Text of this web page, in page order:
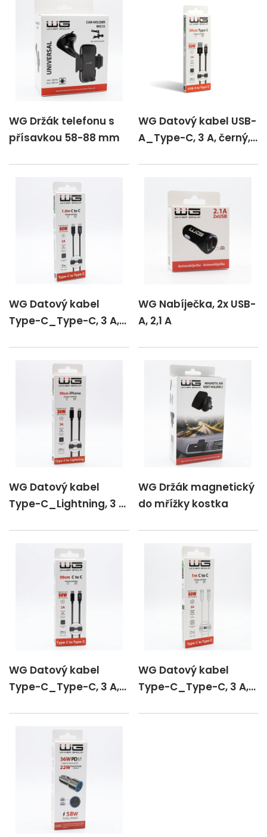
WG Držák telefonu s
přísavkou 58-88 mm
WG Datový kabel USB-
A_Type-C, 3 A, černý,
WG Datový kabel
Type-C_Type-C, 3 A,
WG Nabíječka, 2x USB-
A, 2,1 A
WG Datový kabel
Type-C_Lightning, 3 A,
WG Držák magnetický
do mřížky kostka
WG Datový kabel
Type-C_Type-C, 3 A,
WG Datový kabel
Type-C_Type-C, 3 A,